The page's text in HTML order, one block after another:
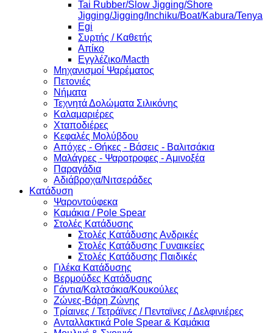
Tai Rubber/Slow Jigging/Shore
Jigging/Jigging/Inchiku/Boat/Kabura/Tenya
Egi
Συρτής / Καθετής
Απίκο
Εγγλέζικο/Macth
Μηχανισμοί Ψαρέματος
Πετονιές
Νήματα
Τεχνητά Δολώματα Σιλικόνης
Καλαμαριέρες
Χταποδιέρες
Κεφαλές Μολύβδου
Απόχες - Θήκες - Βάσεις - Βαλιτσάκια
Μαλάγρες - Ψαροτροφες - Αμινοξέα
Παραγάδια
Αδιάβροχα/Νιτσεράδες
Κατάδυση
Ψαροντούφεκα
Καμάκια / Pole Spear
Στολές Κατάδυσης
Στολές Κατάδυσης Ανδρικές
Στολές Κατάδυσης Γυναικείες
Στολές Κατάδυσης Παιδικές
Γιλέκα Κατάδυσης
Βερμούδες Κατάδυσης
Γάντια/Καλτσάκια/Κουκούλες
Ζώνες-Βάρη Ζώνης
Τρίαινες / Τετράϊνες / Πενταϊνες / Δελφινιέρες
Ανταλλακτικά Pole Spear & Καμάκια